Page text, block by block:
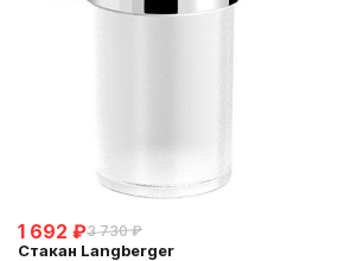
1 692 ₽3 730 ₽
Стакан Langberger